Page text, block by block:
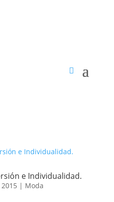
e Individualidad.
| Moda